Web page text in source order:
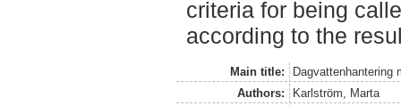
criteria for being
according to the
Main title:
Dagvattenhantering
Authors:
Karlström, Marta